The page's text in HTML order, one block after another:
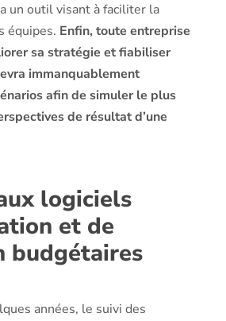
un outil visant à faciliter la
équipes. Enfin, toute entreprise
sa stratégie et fiabiliser
immanquablement
afin de simuler le plus
de résultat d’une
logiciels
et de
budgétaires
années, le suivi des